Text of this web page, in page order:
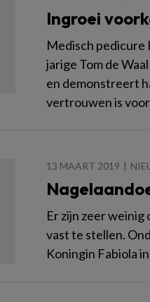
Ingroei
Medisch pedicure
jarige Tom de
en demonstreert
vertrouwen is
13 MAART 2019
Er zijn zeer
vast te stellen.
Koningin Fabiola